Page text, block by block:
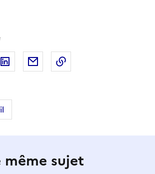
Facebooksur X (anciennement Twitter)
Partager sur LinkedIn
Partager par email
même sujet